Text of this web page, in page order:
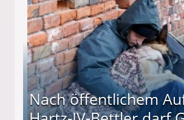
Nach öffentlichem